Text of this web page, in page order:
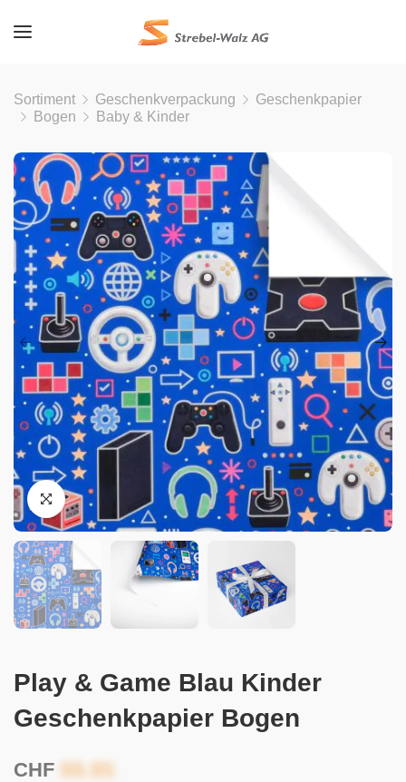
Sortiment Geschenkverpackung
Geschenkpapier
Bogen
Baby & Kinder
Play & Game Blau Kinder
Geschenkpapier Bogen
CHF